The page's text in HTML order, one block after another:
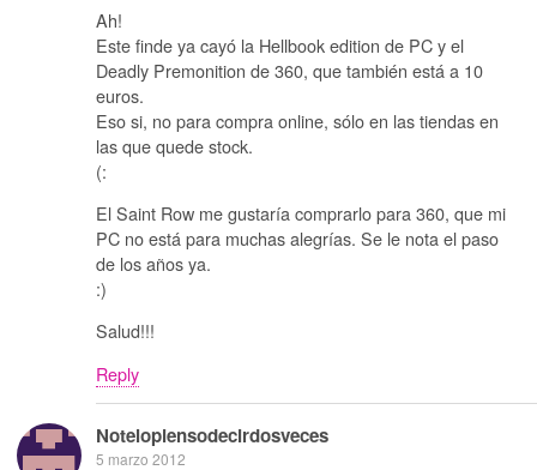
Ah!
Este finde ya cayó la Hellbook edition de PC y el
Deadly Premonition de 360, que también está a 10
euros.
Eso si, no para compra online, sólo en las tiendas en
las que quede stock.
(:
El Saint Row me gustaría comprarlo para 360, que mi
PC no está para muchas alegrías. Se le nota el paso
de los años ya.
:)
Salud!!!
Reply
Notelopiensodecirdosveces
5 marzo 2012